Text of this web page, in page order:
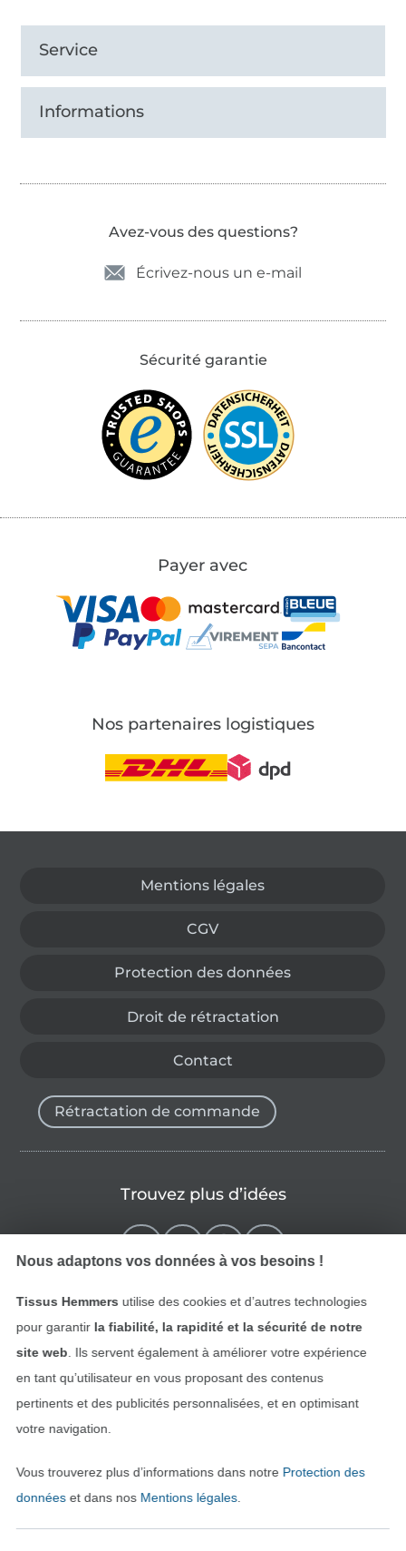
Service
Informations
Avez-vous des questions?
Écrivez-nous un e-mail
Sécurité garantie
Payer avec
Nos partenaires logistiques
Mentions légales
CGV
Protection des données
Droit de rétractation
Contact
Rétractation de commande
Trouvez plus d’idées
Deutsch
Nous adaptons vos données à vos besoins !
Tissus Hemmers utilise des cookies et d’autres technologies
pour garantir la fiabilité, la rapidité et la sécurité de notre
site web . Ils servent également à améliorer votre expérience
en tant qu’utilisateur en vous proposant des contenus
pertinents et des publicités personnalisées, et en optimisant
votre navigation.
Vous trouverez plus d’informations dans notre Protection des
donnéeset dans nos Mentions légales.